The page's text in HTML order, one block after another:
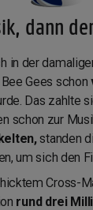
dann
in der
Gees schon
Das zahlte
schon zur
standen
um sich den
Cross-
rund drei